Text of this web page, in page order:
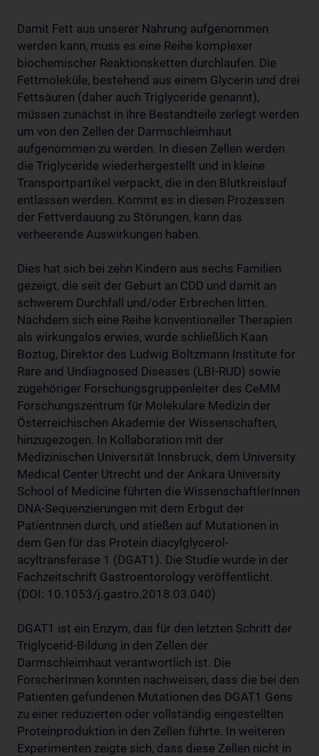
Damit Fett aus unserer Nahrung aufgenommen
werden kann, muss es eine Reihe komplexer
biochemischer Reaktionsketten durchlaufen. Die
Fettmoleküle, bestehend aus einem Glycerin und drei
Fettsäuren (daher auch Triglyceride genannt),
müssen zunächst in ihre Bestandteile zerlegt werden
um von den Zellen der Darmschleimhaut
aufgenommen zu werden. In diesen Zellen werden
die Triglyceride wiederhergestellt und in kleine
Transportpartikel verpackt, die in den Blutkreislauf
entlassen werden. Kommt es in diesen Prozessen
der Fettverdauung zu Störungen, kann das
verheerende Auswirkungen haben.
Dies hat sich bei zehn Kindern aus sechs Familien
gezeigt, die seit der Geburt an CDD und damit an
schwerem Durchfall und/oder Erbrechen litten.
Nachdem sich eine Reihe konventioneller Therapien
als wirkungslos erwies, wurde schließlich Kaan
Boztug, Direktor des Ludwig Boltzmann Institute for
Rare and Undiagnosed Diseases (LBI-RUD) sowie
zugehöriger Forschungsgruppenleiter des CeMM
Forschungszentrum für Molekulare Medizin der
Österreichischen Akademie der Wissenschaften,
hinzugezogen. In Kollaboration mit der
Medizinischen Universität Innsbruck, dem University
Medical Center Utrecht und der Ankara University
School of Medicine führten die WissenschaftlerInnen
DNA-Sequenzierungen mit dem Erbgut der
Patientnnen durch, und stießen auf Mutationen in
dem Gen für das Protein diacylglycerol-
acyltransferase 1 (DGAT1). Die Studie wurde in der
Fachzeitschrift Gastroentorology veröffentlicht.
(DOI: 10.1053/j.gastro.2018.03.040)
DGAT1 ist ein Enzym, das für den letzten Schritt der
Triglycerid-Bildung in den Zellen der
Darmschleimhaut verantwortlich ist. Die
ForscherInnen konnten nachweisen, dass die bei den
Patienten gefundenen Mutationen des DGAT1 Gens
zu einer reduzierten oder vollständig eingestellten
Proteinproduktion in den Zellen führte. In weiteren
Experimenten zeigte sich, dass diese Zellen nicht in